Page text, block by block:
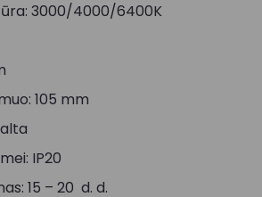
3000/4000/6400K
105 mm
IP20
15 – 20 d. d.